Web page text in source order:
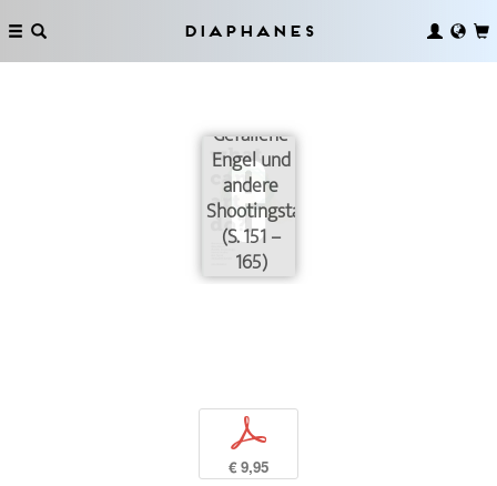
Diaphanes
Gefallene
Engel und
andere
Shootingstars
(S. 151 –
165)
p
€ 9,95